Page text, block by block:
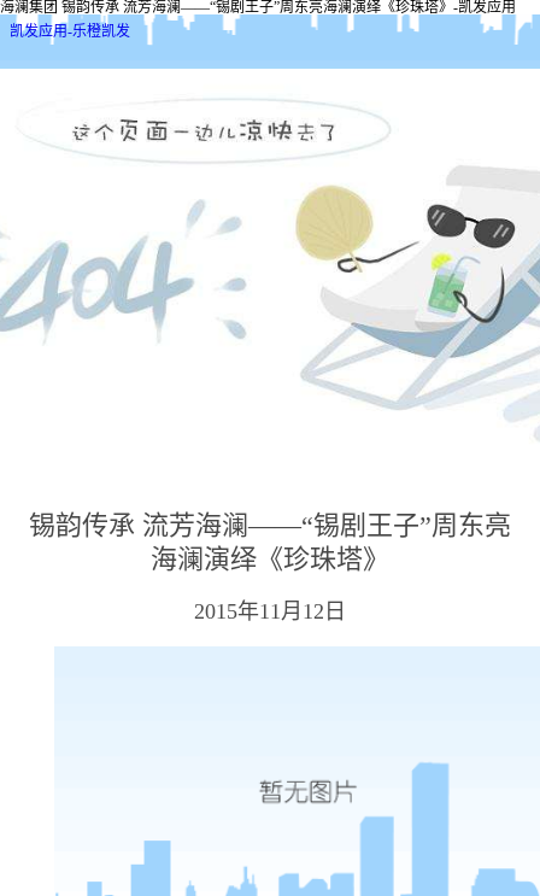
海澜集团 锡韵传承 流芳海澜——“锡剧王子”周东亮海澜演绎《珍珠塔》-凯发应用
凯发应用-乐橙凯发
锡韵传承 流芳海澜——“锡剧王子”周东亮
海澜演绎《珍珠塔》
2015年11月12日